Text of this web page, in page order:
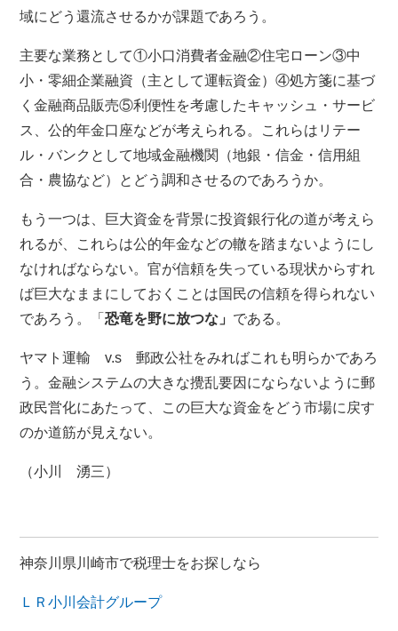
域にどう還流させるかが課題であろう。
主要な業務として①小口消費者金融②住宅ローン③中
小・零細企業融資（主として運転資金）④処方箋に基づ
く金融商品販売⑤利便性を考慮したキャッシュ・サービ
ス、公的年金口座などが考えられる。これらはリテー
ル・バンクとして地域金融機関（地銀・信金・信用組
合・農協など）とどう調和させるのであろうか。
もう一つは、巨大資金を背景に投資銀行化の道が考えら
れるが、これらは公的年金などの轍を踏まないようにし
なければならない。官が信頼を失っている現状からすれ
ば巨大なままにしておくことは国民の信頼を得られない
であろう。「 恐竜を野に放つな」 である。
ヤマト運輸 v.s 郵政公社をみればこれも明らかであろ
う。金融システムの大きな攪乱要因にならないように郵
政民営化にあたって、この巨大な資金をどう市場に戻す
のか道筋が見えない。
（小川 湧三）
神奈川県川崎市で税理士をお探しなら
ＬＲ小川会計グループ